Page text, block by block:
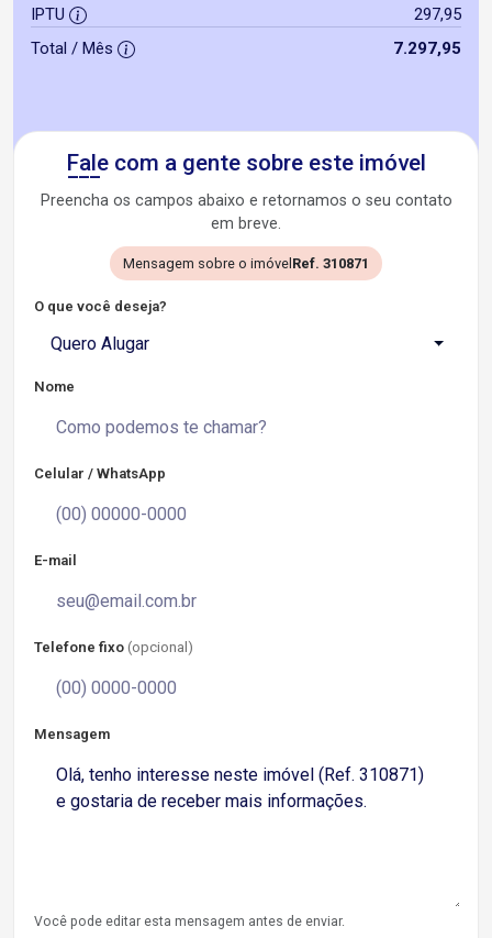
IPTU
297,95
Total / Mês
7.297,95
Fale com a gente sobre este imóvel
Preencha os campos abaixo e retornamos o seu contato
em breve.
Mensagem sobre o imóvelRef. 310871
O que você deseja?
Quero Alugar
Nome
Celular / WhatsApp
E-mail
Telefone fixo (opcional)
Mensagem
Você pode editar esta mensagem antes de enviar.